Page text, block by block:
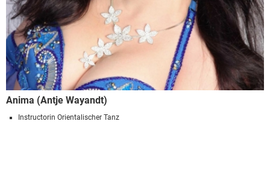
Anima (Antje Wayandt)
Instructorin Orientalischer Tanz